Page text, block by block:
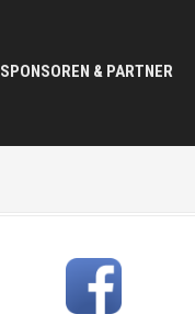
SPONSOREN & PARTNER